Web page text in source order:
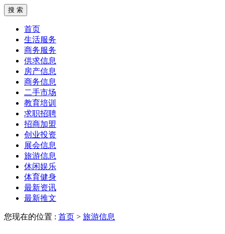
首页
生活服务
商务服务
供求信息
房产信息
商务信息
二手市场
教育培训
求职招聘
招商加盟
创业投资
展会信息
旅游信息
休闲娱乐
体育健身
最新资讯
最新推文
您现在的位置 : 首页 > 旅游信息